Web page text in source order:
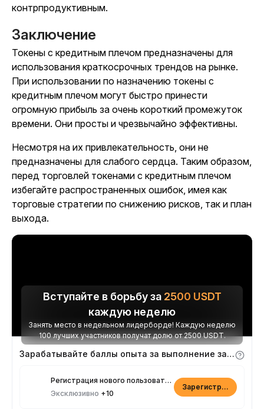
контрпродуктивным.
Заключение
Токены с кредитным плечом предназначены для
использования краткосрочных трендов на рынке.
При использовании по назначению токены с
кредитным плечом могут быстро принести
огромную прибыль за очень короткий промежуток
времени. Они просты и чрезвычайно эффективны.
Несмотря на их привлекательность, они не
предназначены для слабого сердца. Таким образом,
перед торговлей токенами с кредитным плечом
избегайте распространенных ошибок, имея как
торговые стратегии по снижению рисков, так и план
выхода.
Вступайте в борьбу за 2500 USDT
каждую неделю
Занять место в недельном лидерборде! Каждую неделю
100 лучших участников получат долю от 2500 USDT.
Зарабатывайте баллы опыта за выполнение заданий
Регистрация нового пользователя
Эксклюзивно +10
Зарегистрироваться